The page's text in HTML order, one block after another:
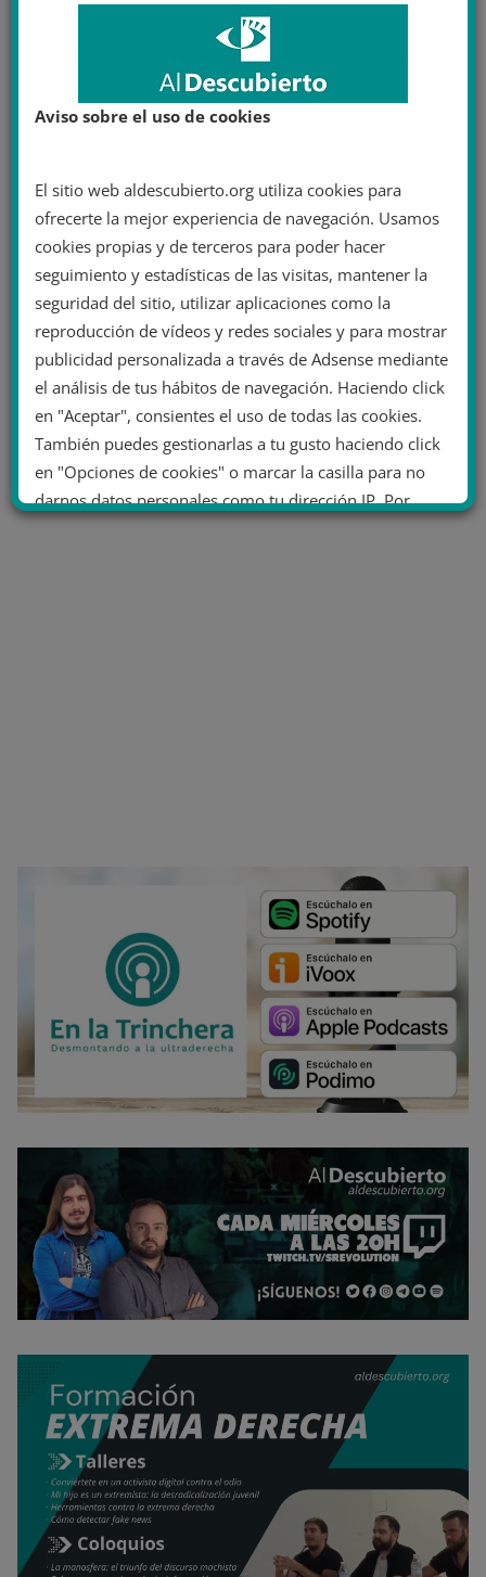
Aviso sobre el uso de cookies
El sitio web aldescubierto.org utiliza cookies para
ofrecerte la mejor experiencia de navegación. Usamos
cookies propias y de terceros para poder hacer
seguimiento y estadísticas de las visitas, mantener la
seguridad del sitio, utilizar aplicaciones como la
reproducción de vídeos y redes sociales y para mostrar
publicidad personalizada a través de Adsense mediante
el análisis de tus hábitos de navegación. Haciendo click
en "Aceptar", consientes el uso de todas las cookies.
También puedes gestionarlas a tu gusto haciendo click
en "Opciones de cookies" o marcar la casilla para no
darnos datos personales como tu dirección IP. Por